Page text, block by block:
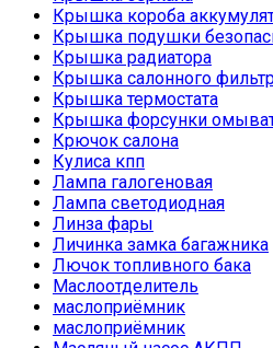
Крышка короба
Крышка подушки
Крышка радиатора
Крышка салонного
Крышка термостата
Крышка форсунки
Крючок салона
Кулиса кпп
Лампа галогеновая
Лампа светодиодная
Линза фары
Личинка замка багажника
Лючок топливного бака
Маслоотделитель
маслоприёмник
маслоприёмник